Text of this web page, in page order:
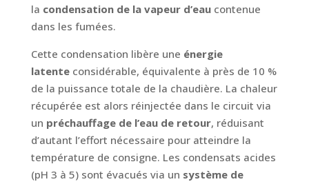
la condensation de la vapeur d’eaucontenue
dans les fumées.
Cette condensation libère une énergie
latenteconsidérable, équivalente à près de 10 %
de la puissance totale de la chaudière. La chaleur
récupérée est alors réinjectée dans le circuit via
un préchauffage de l’eau de retour, réduisant
d’autant l’effort nécessaire pour atteindre la
température de consigne. Les condensats acides
(pH 3 à 5) sont évacués via un système de